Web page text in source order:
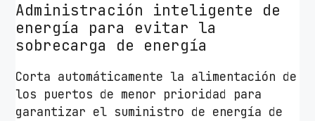
Administración inteligente de
energía para evitar la
sobrecarga de energía
Corta automáticamente la alimentación de
los puertos de menor prioridad para
garantizar el suministro de energía de